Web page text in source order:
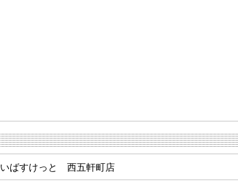
ばすけっと 西五軒町店